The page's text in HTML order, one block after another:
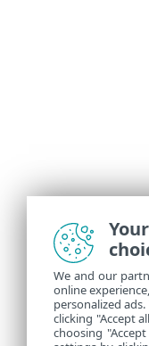
We and our
online
personalized
clicking "Accept
choosing